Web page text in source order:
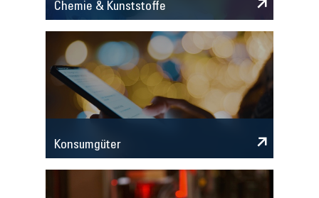
Chemie & Kunststoffe
Konsumgüter